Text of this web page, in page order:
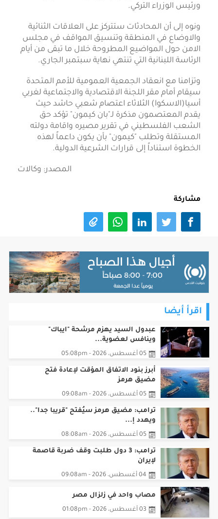
ورئيس الوزراء التركي.
ونوه إلى أن المحادثات ستتركز على العلاقات الثنائية
والاوضاع في المنطقة وتنسيق المواقف في مجلس
الامن حول المواضيع المطروحة خلال ما تبقى من أيام
الرئاسة اللبنانية التي تنتهي نهاية سبتمبر الجاري.
وتزامنا مع انعقاد الجمعية العمومية للأمم المتحدة
سيقام أمام مقر اللجنة الاقتصادية والاجتماعية لغربي
أسيا(الاسكوا) الثلاثاء اعتصام شعبي حاشد حيث
يقدم المعتصمون مذكرة لـ"بان كيمون" تؤكد حق
الشعب الفلسطيني في تقرير مصيره واقامة دولته
المستقلة وتطلب "كيمون" بأن يكون داعماً لهذه
الخطوة استناداً إلى قرارات الشرعية الدولية.
المصدر: وكالات
مشاركة
وينافس لعضوية...
05 أغسطس، 2026 - 05:08pm
أبرز بنود الاتفاق المؤقت لإعادة فتح
مضيق هرمز
05 أغسطس، 2026 - 09:08am
ترامب: مضيق هرمز سيُفتح "قريبا جدا"..
ويهدد إ...
05 أغسطس، 2026 - 08:08am
ترامب: 3 دول طلبت وقف ضربة قاصمة
لإيران
04 أغسطس، 2026 - 09:08am
03 أغسطس، 2026 - 01:08pm